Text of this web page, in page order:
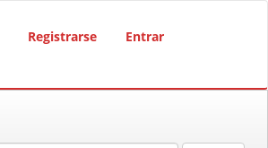
Registrarse Entrar